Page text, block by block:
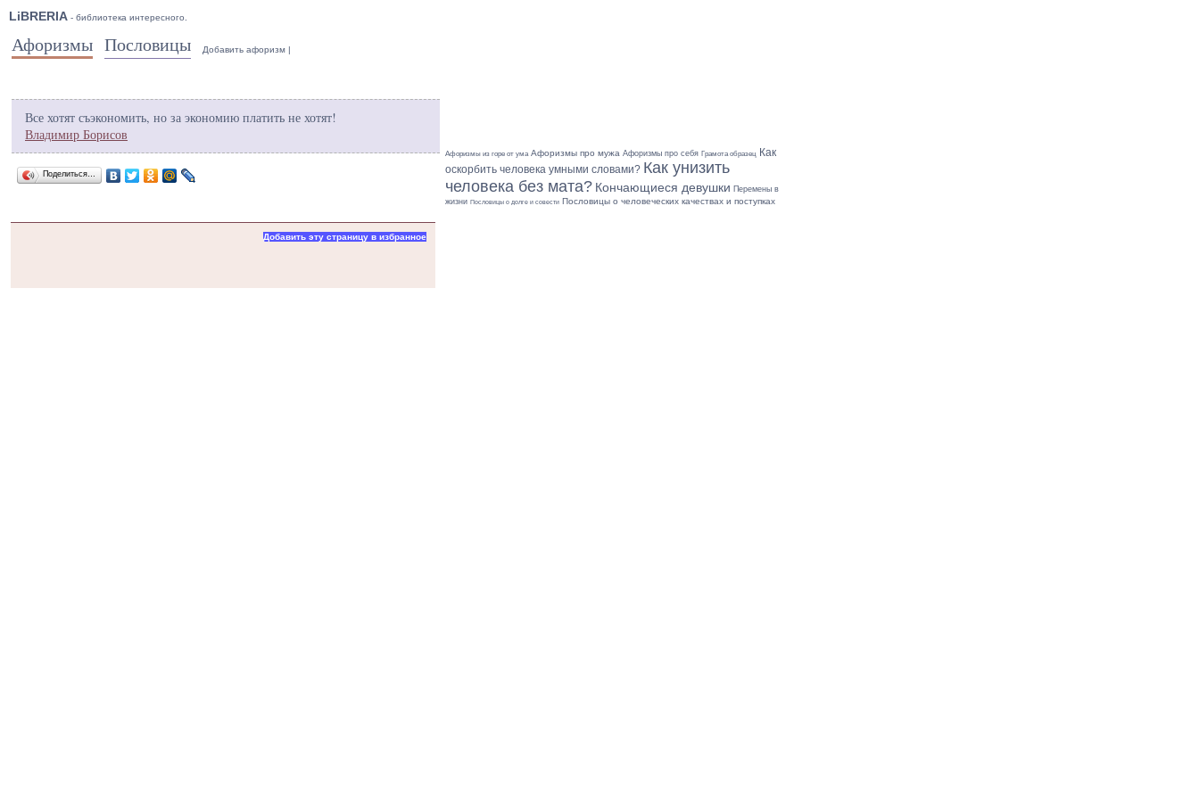
LiBRERIA - библиотека интересного.
Афоризмы Пословицы Добавить афоризм |
Все хотят съэкономить, но за экономию платить не хотят!
Владимир Борисов
Поделиться…
Афоризмы из горе от ума Афоризмы про мужа Афоризмы про себя Грамота образец Как
оскорбить человека умными словами? Как унизить
человека без мата? Кончающиеся девушки Перемены в
жизни Пословицы о долге и совести Пословицы о человеческих качествах и поступках
Добавить эту страницу в избранное